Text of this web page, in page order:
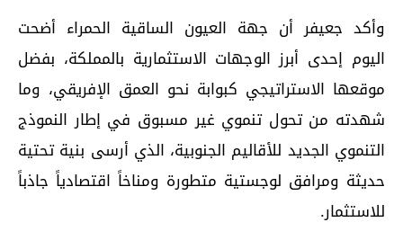
وأكد جعيفر أن جهة العيون الساقية الحمراء أضحت
اليوم إحدى أبرز الوجهات الاستثمارية بالمملكة، بفضل
موقعها الاستراتيجي كبوابة نحو العمق الإفريقي، وما
شهدته من تحول تنموي غير مسبوق في إطار النموذج
التنموي الجديد للأقاليم الجنوبية، الذي أرسى بنية تحتية
حديثة ومرافق لوجستية متطورة ومناخاً اقتصادياً جاذباً
للاستثمار.